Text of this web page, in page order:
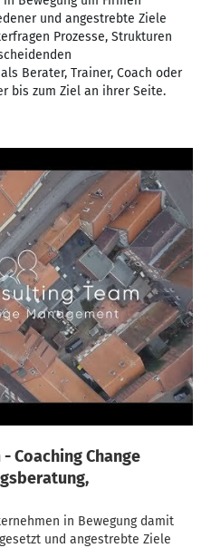
und angestrebte Ziele
Prozesse, Strukturen
Berater, Trainer, Coach oder
bis zum Ziel an ihrer Seite.
Coaching Change
in Bewegung damit
und angestrebte Ziele